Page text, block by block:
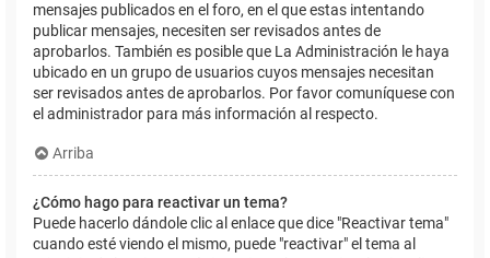
mensajes publicados en el foro, en el que estas intentando
publicar mensajes, necesiten ser revisados antes de
aprobarlos. También es posible que La Administración le haya
ubicado en un grupo de usuarios cuyos mensajes necesitan
ser revisados antes de aprobarlos. Por favor comuníquese con
el administrador para más información al respecto.
Arriba
¿Cómo hago para reactivar un tema?
Puede hacerlo dándole clic al enlace que dice "Reactivar tema"
cuando esté viendo el mismo, puede "reactivar" el tema al